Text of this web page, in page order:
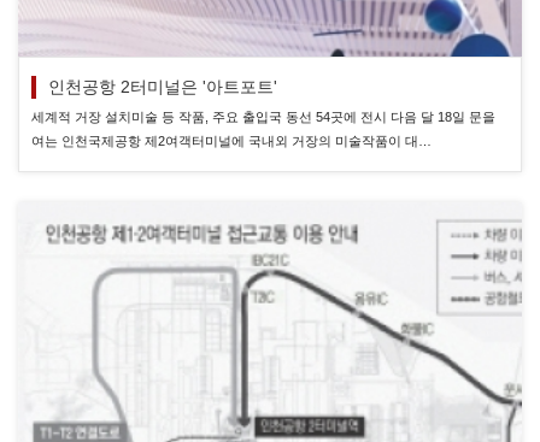
인천공항 2터미널은 '아트포트'
세계적 거장 설치미술 등 작품, 주요 출입국 동선 54곳에 전시 다음 달 18일 문을
여는 인천국제공항 제2여객터미널에 국내외 거장의 미술작품이 대…